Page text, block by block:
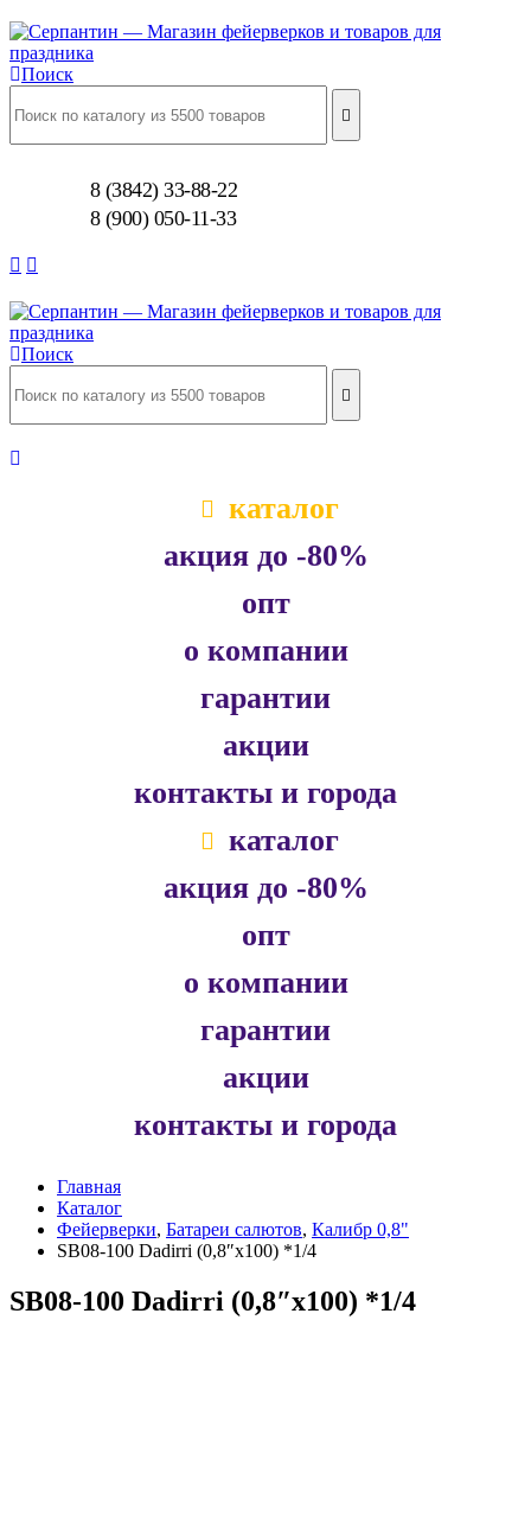
Поиск
8 (3842) 33-88-22
8 (900) 050-11-33
Поиск
каталог
акция до -80%
опт
о компании
гарантии
акции
контакты и города
каталог
акция до -80%
опт
о компании
гарантии
акции
контакты и города
Главная
Каталог
Фейерверки, Батареи салютов, Калибр 0,8"
SB08-100 Dadirri (0,8″х100) *1/4
SB08-100 Dadirri (0,8″х100) *1/4